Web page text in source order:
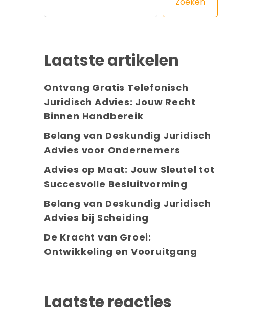
Laatste artikelen
Ontvang Gratis Telefonisch
Juridisch Advies: Jouw Recht
Binnen Handbereik
Belang van Deskundig Juridisch
Advies voor Ondernemers
Advies op Maat: Jouw Sleutel tot
Succesvolle Besluitvorming
Belang van Deskundig Juridisch
Advies bij Scheiding
De Kracht van Groei:
Ontwikkeling en Vooruitgang
Laatste reacties